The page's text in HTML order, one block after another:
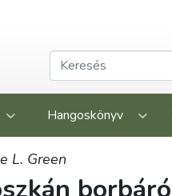
Hangoskönyv
L. Green